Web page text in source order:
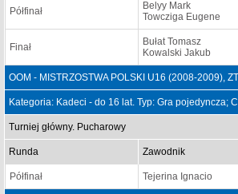
Półfinał
Belyy Mark
Towcziga Eugene
Finał
Bułat Tomasz
Kowalski Jakub
OOM - MISTRZOSTWA POLSKI U16 (2008-2009),
Kategoria: Kadeci - do 16 lat. Typ: Gra pojedyncza;
Turniej główny. Pucharowy
Runda Zawodnik
Półfinał Tejerina Ignacio